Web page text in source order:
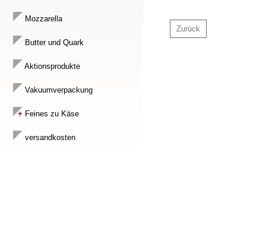
Mozzarella
Butter und Quark
Aktionsprodukte
Vakuumverpackung
Feines zu Käse
versandkosten
Zurück